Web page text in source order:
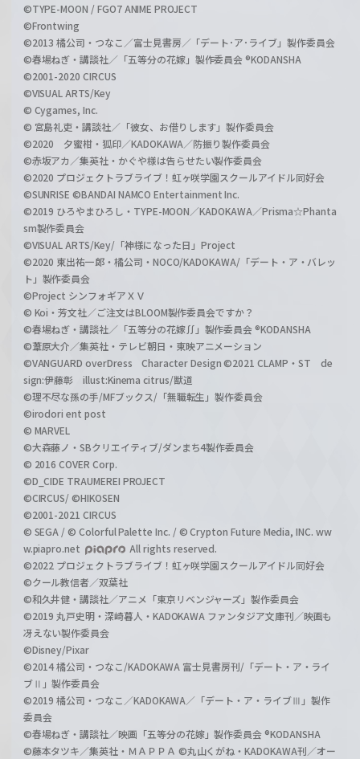
©TYPE-MOON / FGO7 ANIME PROJECT
©Frontwing
©2013 橘公司・つなこ／富士見書房／「デート･ア･ライブ」製作委員会
©春場ねぎ・講談社／「五等分の花嫁」製作委員会 ®KODANSHA
©2001-2020 CIRCUS
©VISUAL ARTS/Key
© Cygames, Inc.
© 宮島礼吏・講談社／「彼女、お借りします」製作委員会
©2020 夕蜜柑・狐印／KADOKAWA／防振り製作委員会
©赤坂アカ／集英社・かぐや様は告らせたい製作委員会
©2020 プロジェクトラブライブ！虹ヶ咲学園スクールアイドル同好会
©SUNRISE ©BANDAI NAMCO Entertainment Inc.
©2019 ひろやまひろし・TYPE-MOON／KADOKAWA／Prisma☆Phanta
sm製作委員会
©VISUAL ARTS/Key/「神様になった日」Project
©2020 東出祐一郎・橘公司・NOCO/KADOKAWA/「デート・ア・バレッ
ト」製作委員会
©Project シンフォギアＸＶ
© Koi・芳文社／ご注文はBLOOM製作委員会ですか？
©春場ねぎ・講談社／「五等分の花嫁∬」製作委員会 ®KODANSHA
©葦原大介／集英社・テレビ朝日・東映アニメーション
©VANGUARD overDress Character Design ©2021 CLAMP・ST de
sign:伊藤彰 illust:Kinema citrus/獣道
©理不尽な孫の手/MFブックス/「無職転生」製作委員会
©irodori ent post
© MARVEL
©大森藤ノ・SBクリエイティブ/ダンまち4製作委員会
© 2016 COVER Corp.
©D_CIDE TRAUMEREI PROJECT
©CIRCUS/ ©HIKOSEN
©2001-2021 CIRCUS
© SEGA / © Colorful Palette Inc. / © Crypton Future Media, INC. ww
w.piapro.net
All rights reserved.
©2022 プロジェクトラブライブ！虹ヶ咲学園スクールアイドル同好会
©クール教信者／双葉社
©和久井健・講談社／アニメ「東京リベンジャーズ」製作委員会
©2019 丸戸史明・深崎暮人・KADOKAWA ファンタジア文庫刊／映画も
冴えない製作委員会
©Disney/Pixar
©2014 橘公司・つなこ/KADOKAWA 富士見書房刊/「デート・ア・ライ
ブⅡ」製作委員会
©2019 橘公司・つなこ／KADOKAWA／「デート・ア・ライブⅢ」製作
委員会
©春場ねぎ・講談社／映画「五等分の花嫁」製作委員会 ®KODANSHA
©藤本タツキ／集英社・ＭＡＰＰＡ ©丸山くがね・KADOKAWA刊／オー